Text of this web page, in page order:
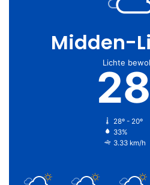
Midden-
Lichte
28
28º - 20º
33%
3.33 km/h